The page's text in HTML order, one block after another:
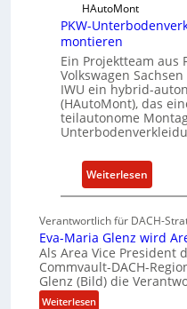
t
t
e
e
n
t
c
e
l
n
R
HAutoMont
PKW-
montieren
Ein Projektteam aus
Volkswagen
IWU ein hybrid-
(HAutoMont), das
teilautonome
Weiterlesen
P
W
-
U
n
Verantwortlich für DACH-
Eva-Maria Glenz wird
Als Area Vice President
Commvault-DACH-
Glenz (Bild) die
Weiterlesen: